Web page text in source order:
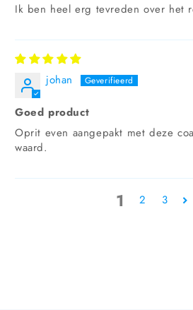
Ik ben heel erg tevreden over het
johan
Goed product
Oprit even aangepakt met deze
waard.
1 2 3